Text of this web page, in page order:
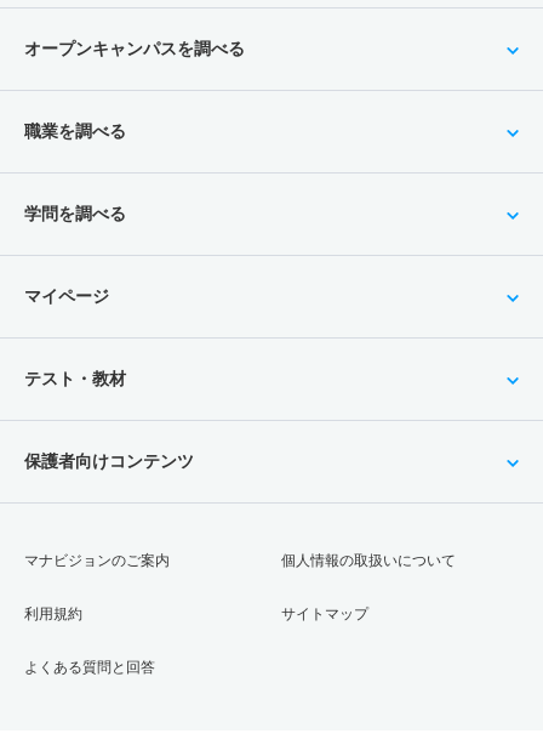
オープンキャンパスを調べる
職業を調べる
学問を調べる
マイページ
テスト・教材
保護者向けコンテンツ
マナビジョンのご案内
利用規約
よくある質問と回答
個人情報の取扱いについて
サイトマップ